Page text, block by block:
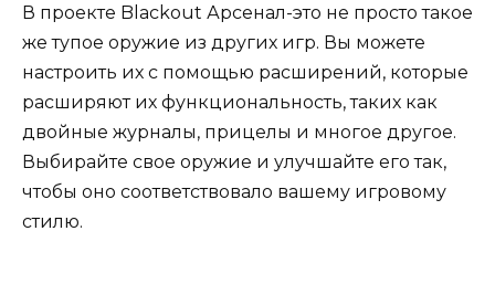
В проекте Blackout Арсенал-это не просто такое
же тупое оружие из других игр. Вы можете
настроить их с помощью расширений, которые
расширяют их функциональность, таких как
двойные журналы, прицелы и многое другое.
Выбирайте свое оружие и улучшайте его так,
чтобы оно соответствовало вашему игровому
стилю.